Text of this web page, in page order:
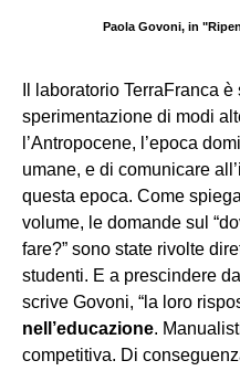
Paola Govoni, in
Il laboratorio TerraFranca
sperimentazione di modi
l’Antropocene, l’epoca
umane, e di comunicare
questa epoca. Come
volume, le domande sul
fare?” sono state rivolte
studenti. E a prescindere
scrive Govoni, “la loro
nell’educazione.
competitiva. Di